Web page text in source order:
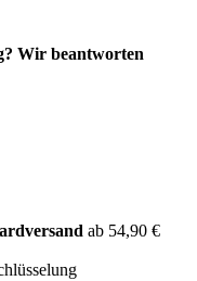
Wir beantworten
ab 54,90 €